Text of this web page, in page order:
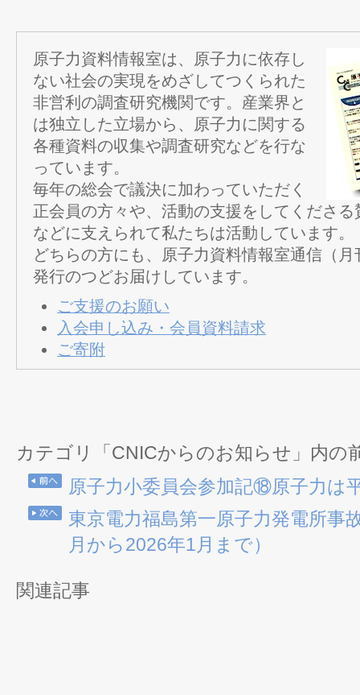
原子力資料情報室は、原子力に依存し
ない社会の実現をめざしてつくられた
非営利の調査研究機関です。産業界と
は独立した立場から、原子力に関する
各種資料の収集や調査研究などを行な
っています。
毎年の総会で議決に加わっていただく
正会員の方々や、活動の支援をしてくださ
などに支えられて私たちは活動しています。
どちらの方にも、原子力資料情報室通信（
発行のつどお届けしています。
ご支援のお願い
入会申し込み・会員資料請求
ご寄附
カテゴリ「CNICからのお知らせ」内の
原子力小委員会参加記⑱原子力は
東京電力福島第一原子力発電所事
月から2026年1月まで）
関連記事